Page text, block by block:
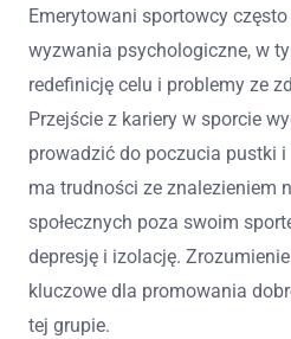
Emerytowani sportowcy
wyzwania psychologiczne, w
redefinicję celu i problemy ze
Przejście z kariery w sporcie
prowadzić do poczucia pustki
ma trudności ze znalezieniem
społecznych poza swoim
depresję i izolację.
kluczowe dla promowania
tej grupie.